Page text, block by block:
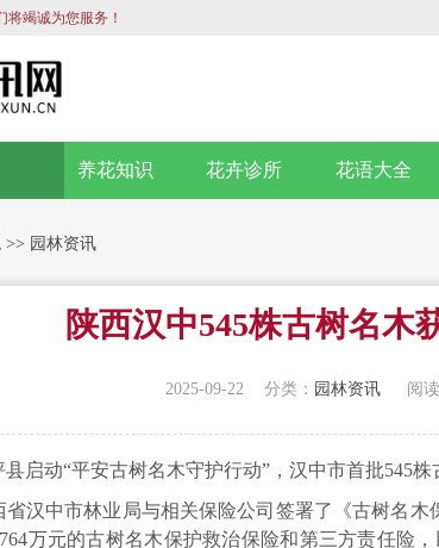
竭诚为您服务！
养花知识 花卉诊所 花语大全
>> 园林资讯
陕西汉中545株古树名木
2025-09-22 分类： 园林资讯 阅
县启动“平安古树名木守护行动”，汉中市首批545株
省汉中市林业局与相关保险公司签署了《古树名木
万元的古树名木保护救治保险和第三方责任险